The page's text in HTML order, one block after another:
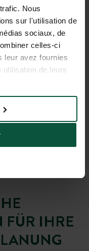
Nous
sur l'utilisation de
sociaux, de
celles-ci
leur avez fournies
de leurs
IHRE